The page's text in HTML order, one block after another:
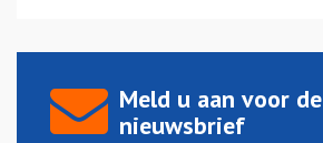
Meld u aan voor de
nieuwsbrief